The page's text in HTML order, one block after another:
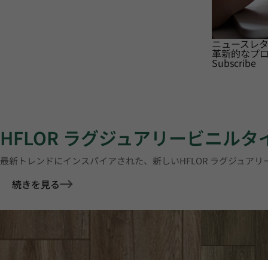
ニュースレ
革新的なプ
Subscribe
HFLOR ラグジュアリービニル
最新トレンドにインスパイアされた、新しいHFLOR ラグジュア
続きを見る